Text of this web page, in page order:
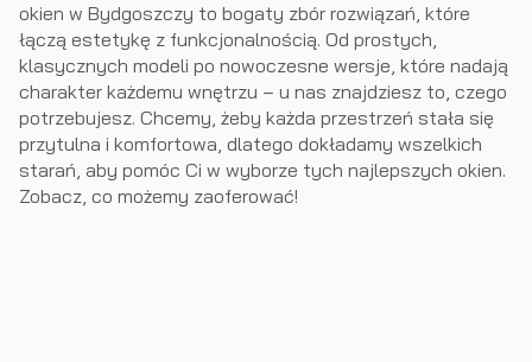
okien w Bydgoszczy to bogaty zbór rozwiązań, które
łączą estetykę z funkcjonalnością. Od prostych,
klasycznych modeli po nowoczesne wersje, które nadają
charakter każdemu wnętrzu – u nas znajdziesz to, czego
potrzebujesz. Chcemy, żeby każda przestrzeń stała się
przytulna i komfortowa, dlatego dokładamy wszelkich
starań, aby pomóc Ci w wyborze tych najlepszych okien.
Zobacz, co możemy zaoferować!